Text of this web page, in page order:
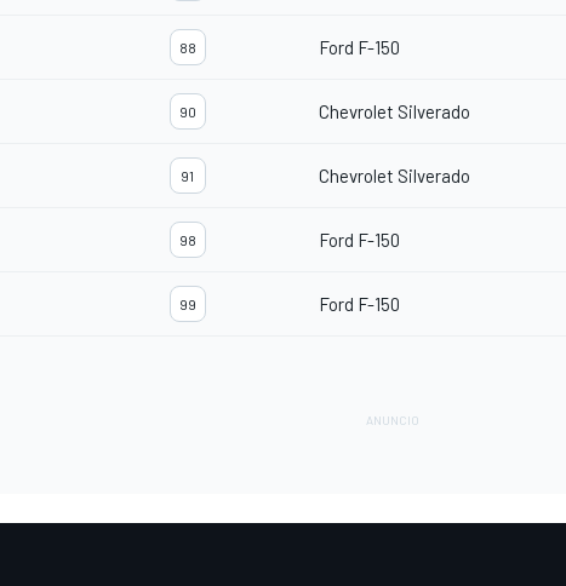
88 Ford F-150
90 Chevrolet Silverado
91 Chevrolet Silverado
98 Ford F-150
99 Ford F-150